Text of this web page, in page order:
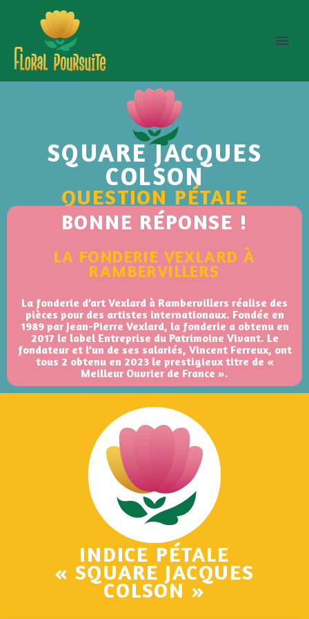
SQUARE JACQUES
COLSON
QUESTION PÉTALE
BONNE RÉPONSE !
LA FONDERIE VEXLARD À
RAMBERVILLERS
La fonderie d’art Vexlard à Rambervillers réalise des
pièces pour des artistes internationaux. Fondée en
1989 par Jean-Pierre Vexlard, la fonderie a obtenu en
2017 le label Entreprise du Patrimoine Vivant. Le
fondateur et l’un de ses salariés, Vincent Ferreux, ont
tous 2 obtenu en 2023 le prestigieux titre de «
Meilleur Ouvrier de France ».
INDICE PÉTALE
« SQUARE JACQUES
COLSON »